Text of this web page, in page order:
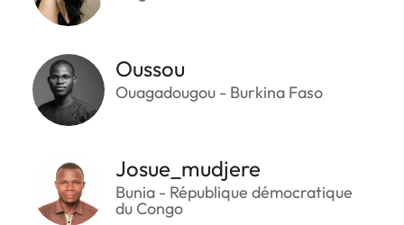
Oussou
Ouagadougou - Burkina Faso
Josue_mudjere
Bunia - République démocratique
du Congo